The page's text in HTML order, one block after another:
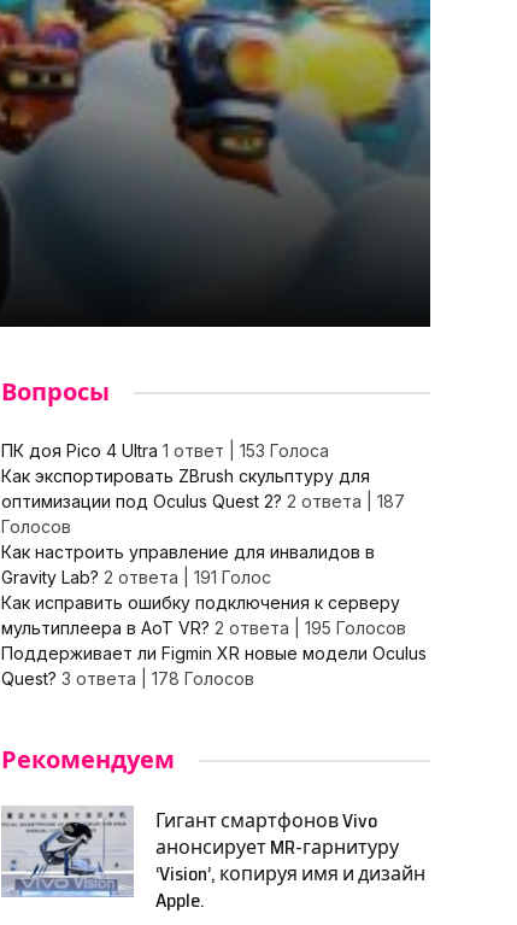
Вопросы
ПК доя Pico 4 Ultra 1 ответ
153 Голоса
Как экспортировать ZBrush скульптуру для
оптимизации под Oculus Quest 2? 2 ответа
187
Голосов
Как настроить управление для инвалидов в
Gravity Lab? 2 ответа
191 Голос
Как исправить ошибку подключения к серверу
мультиплеера в AoT VR? 2 ответа
195 Голосов
Поддерживает ли Figmin XR новые модели Oculus
Quest? 3 ответа 178 Голосов
Рекомендуем
Гигант смартфонов Vivo
анонсирует MR-гарнитуру
‘Vision’, копируя имя и дизайн
Apple.